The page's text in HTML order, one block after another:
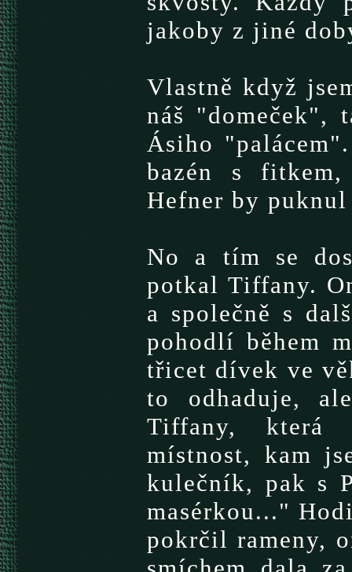
jakoby z jiné
Vlastně když
náš "domeček",
Ásiho
bazén s fitkem,
Hefner by
No a tím se
potkal Tiffany.
a společně s
pohodlí během
třicet dívek ve
to odhaduje,
Tiffany, která
místnost, kam
kulečník, pak s
masérkou..."
pokrčil rameny,